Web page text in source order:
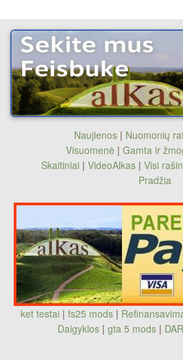
Naujienos| Nuomonių
Visuomenė | Gamta ir
Skaitiniai | VideoAlkas | Visi
Pradžia
ket testai | fs25 mods|
Daigyklos| gta 5 mods |